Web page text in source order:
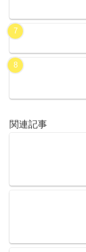
関連記事